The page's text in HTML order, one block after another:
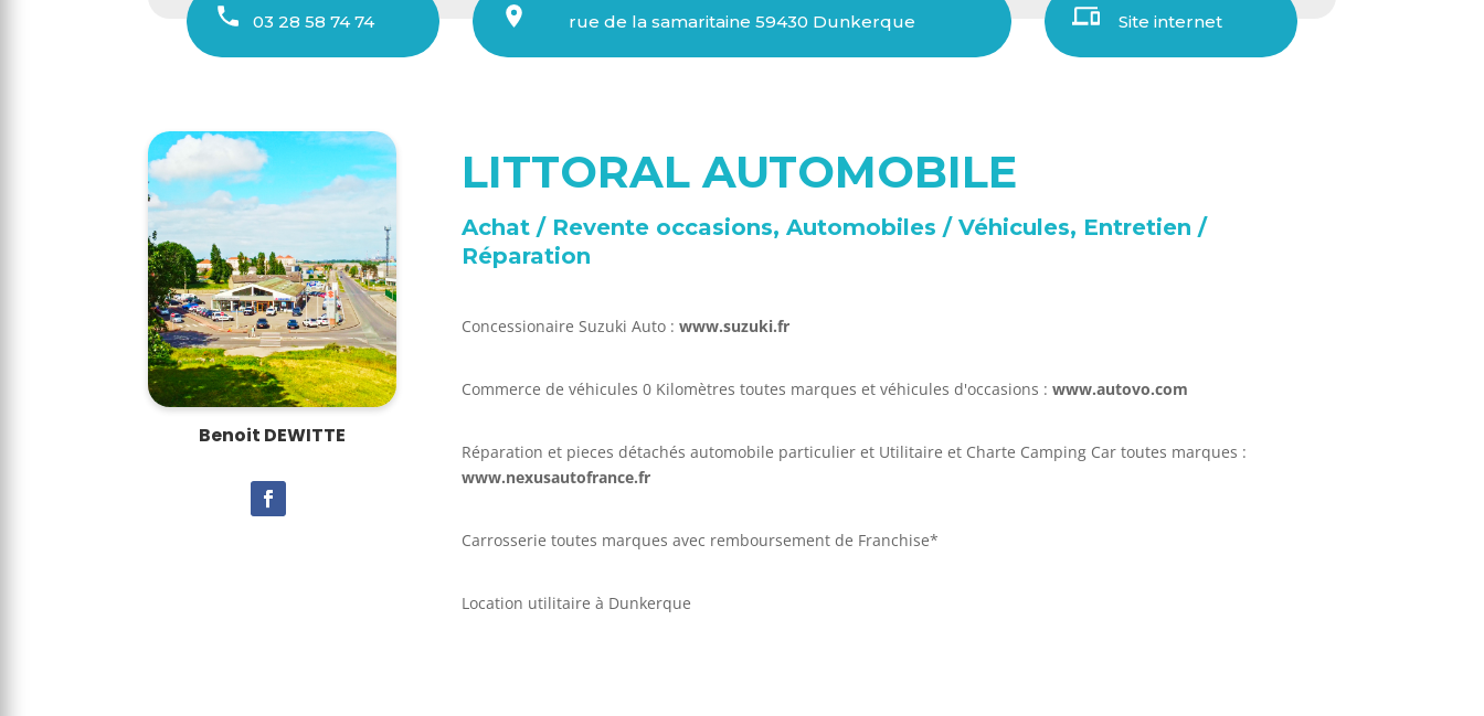
03 28 58 74 74 rue de la samaritaine 59430 Dunkerque Site internet
Benoit DEWITTE
LITTORAL AUTOMOBILE
Achat / Revente occasions, Automobiles / Véhicules, Entretien /
Réparation
Concessionaire Suzuki Auto : www.suzuki.fr
Commerce de véhicules 0 Kilomètres toutes marques et véhicules d'occasions : www.autovo.com
Réparation et pieces détachés automobile particulier et Utilitaire et Charte Camping Car toutes marques :
www.nexusautofrance.fr
Carrosserie toutes marques avec remboursement de Franchise*
Location utilitaire à Dunkerque